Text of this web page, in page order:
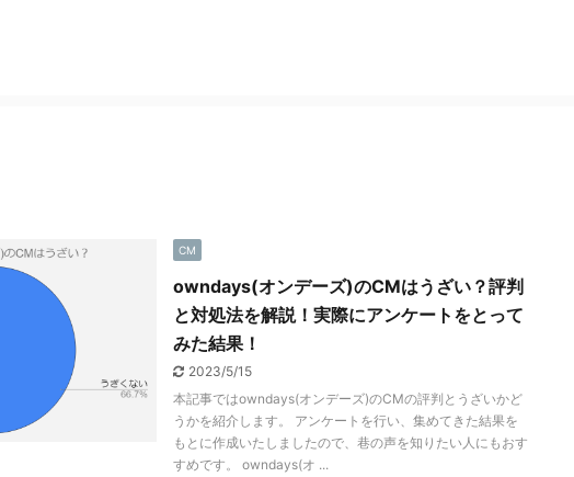
CM
owndays(オンデーズ)のCMはうざい？評判
と対処法を解説！実際にアンケートをとって
みた結果！
2023/5/15
本記事ではowndays(オンデーズ)のCMの評判とうざいかど
うかを紹介します。 アンケートを行い、集めてきた結果を
もとに作成いたしましたので、巷の声を知りたい人にもおす
すめです。 owndays(オ ...